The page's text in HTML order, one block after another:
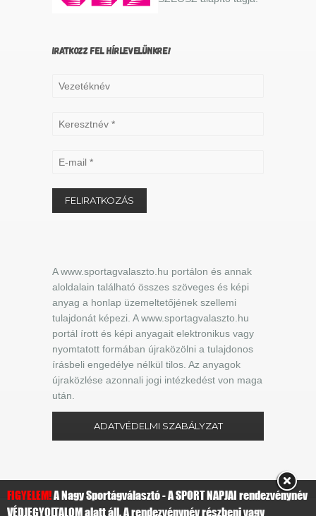
IRATKOZZ FEL HÍRLEVELÜNKRE!
A www.sportagvalaszto.hu portálon és annak
aloldalain található összes szöveges és képi
anyag a honlap üzemeltetőjének szellemi
tulajdonát képezi. A www.sportagvalaszto.hu
portál írott és képi anyagait elektronikus vagy
nyomtatott formában újraközölni a tulajdonos
írásbeli engedélye nélkül tilos. Az anyagok
újraközlése azonnali jogi intézkedést von maga
után.
ADATVÉDELMI SZABÁLYZAT
FIGYELEM!A Nagy Sportágválasztó - A SPORT NAPJAI rendezvénynév
VÉDJEGYOLTALOM alatt áll. A rendezvénynév részbeni vagy